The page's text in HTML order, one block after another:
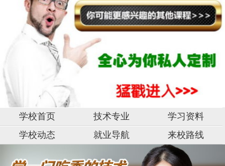
学校首页 技术专业
学习资料
学校动态
就业导航 来校路线